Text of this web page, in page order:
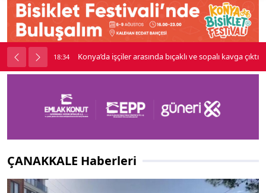
18:34 Konya’da işçiler arasında bıçaklı ve sopalı kavga çıktı
ÇANAKKALE Haberleri